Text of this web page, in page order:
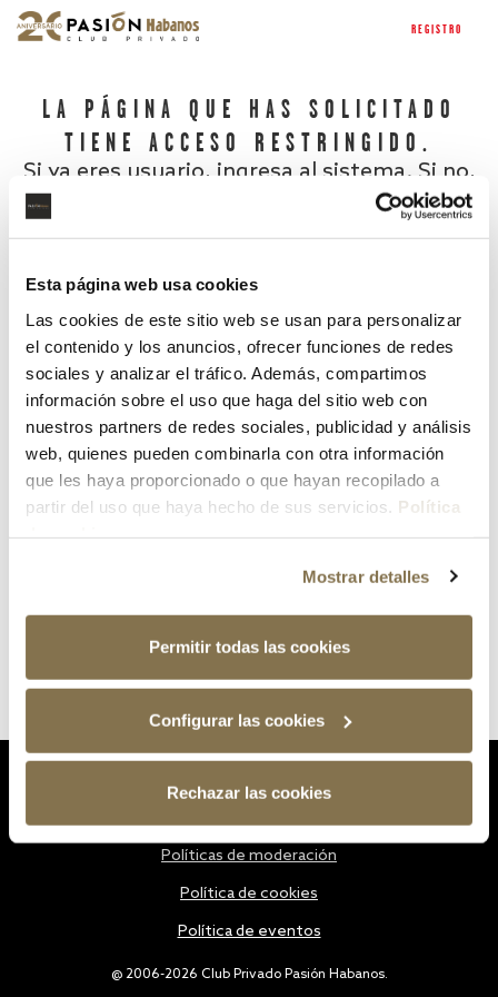
Esta página web usa cookies
Las cookies de este sitio web se usan para personalizar
el contenido y los anuncios, ofrecer funciones de redes
sociales y analizar el tráfico. Además, compartimos
información sobre el uso que haga del sitio web con
nuestros partners de redes sociales, publicidad y análisis
web, quienes pueden combinarla con otra información
que les haya proporcionado o que hayan recopilado a
partir del uso que haya hecho de sus servicios. Política
Mostrar detalles
Permitir todas las cookies
Configurar las cookies
Rechazar las cookies
REGISTRO
LA PÁGINA QUE HAS SOLICITADO
TIENE ACCESO RESTRINGIDO.
Si ya eres usuario, ingresa al sistema. Si no,
¿Has olvidado tu contraseña?
@ 2006-2026 Club Privado Pasión Habanos.
Políticas de moderación
Política de cookies
Política de eventos